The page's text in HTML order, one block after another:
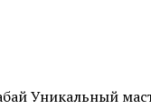
Уникальный